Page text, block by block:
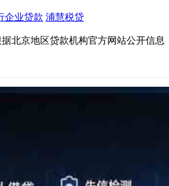
企业贷款 浦慧税贷
北京地区贷款机构官方网站公开信